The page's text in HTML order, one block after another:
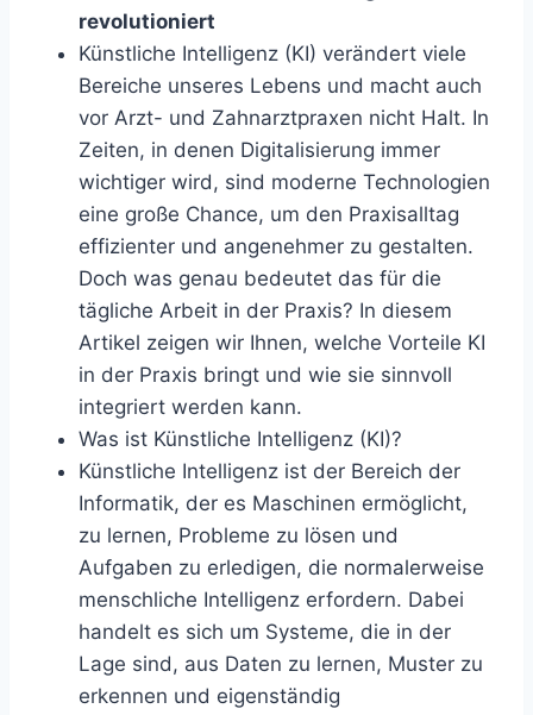
revolutioniert
Künstliche Intelligenz (KI) verändert viele
Bereiche unseres Lebens und macht auch
vor Arzt- und Zahnarztpraxen nicht Halt. In
Zeiten, in denen Digitalisierung immer
wichtiger wird, sind moderne Technologien
eine große Chance, um den Praxisalltag
effizienter und angenehmer zu gestalten.
Doch was genau bedeutet das für die
tägliche Arbeit in der Praxis? In diesem
Artikel zeigen wir Ihnen, welche Vorteile KI
in der Praxis bringt und wie sie sinnvoll
integriert werden kann.
Was ist Künstliche Intelligenz (KI)?
Künstliche Intelligenz ist der Bereich der
Informatik, der es Maschinen ermöglicht,
zu lernen, Probleme zu lösen und
Aufgaben zu erledigen, die normalerweise
menschliche Intelligenz erfordern. Dabei
handelt es sich um Systeme, die in der
Lage sind, aus Daten zu lernen, Muster zu
erkennen und eigenständig